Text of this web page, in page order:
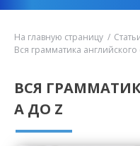
На главную страницу
Вся грамматика английского
ВСЯ
A ДО Z